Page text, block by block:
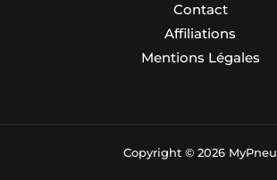
Contact
Affiliations
Mentions Légales
Copyright © 2026 MyPneu